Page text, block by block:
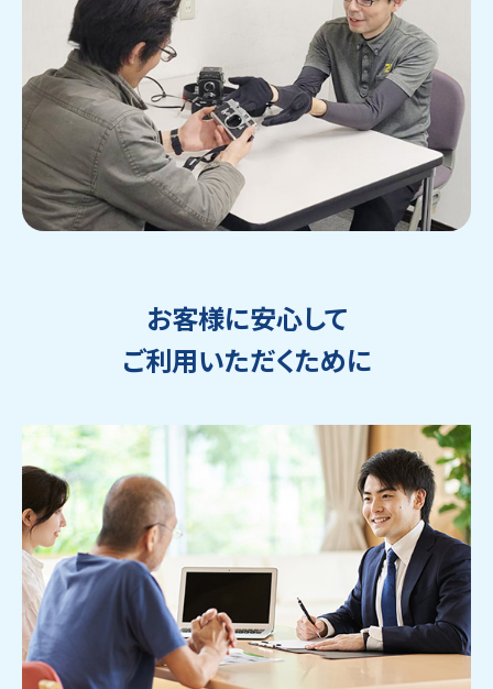
ウェブから1分
かんたん査定見積
フリーダイヤル
0120-1212-25
お客様に安心して
ご利用いただくために